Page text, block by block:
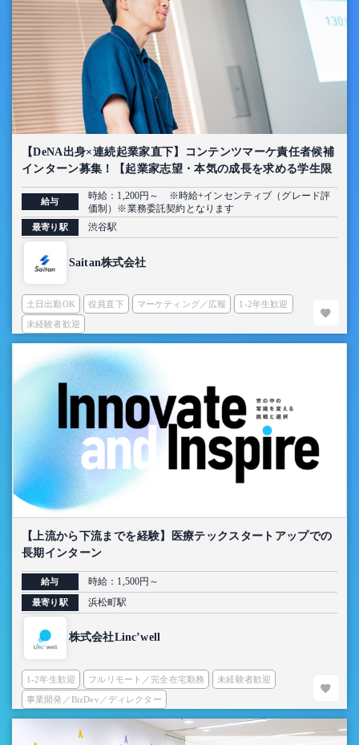
【DeNA出身×連続起業家直下】コンテンツマーケ責任者候補
インターン募集！【起業家志望・本気の成長を求める学生限
定】
給与
時給：1,200円～ ※時給+インセンティブ（グレード評
価制）※業務委託契約となります
最寄り駅 渋谷駅
Saitan株式会社
土日出勤OK 役員直下 マーケティング／広報 1-2年生歓迎
未経験者歓迎
【上流から下流までを経験】医療テックスタートアップでの
長期インターン
給与 時給：1,500円～
最寄り駅 浜松町駅
株式会社Linc’well
1-2年生歓迎 フルリモート／完全在宅勤務 未経験者歓迎
事業開発／BizDev／ディレクター